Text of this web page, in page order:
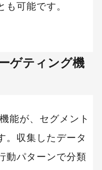
も可能です。
ゲティング機
能が、セグメント
。収集したデータ
動パターンで分類